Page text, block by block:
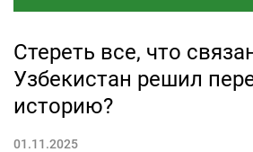
Стереть все, что
Узбекистан решил
историю?
01.11.2025